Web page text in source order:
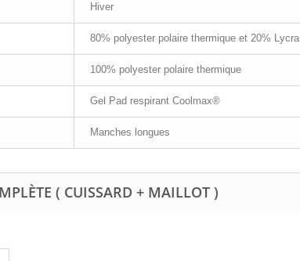
Hiver
80% polyester polaire thermique et 20% Lycra
100% polyester polaire thermique
Gel Pad respirant Coolmax®
Manches longues
( CUISSARD + MAILLOT )